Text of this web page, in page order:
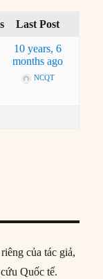
Last Post
10 years, 6
months ago
NCQT
của tác giả,
Quốc tế.